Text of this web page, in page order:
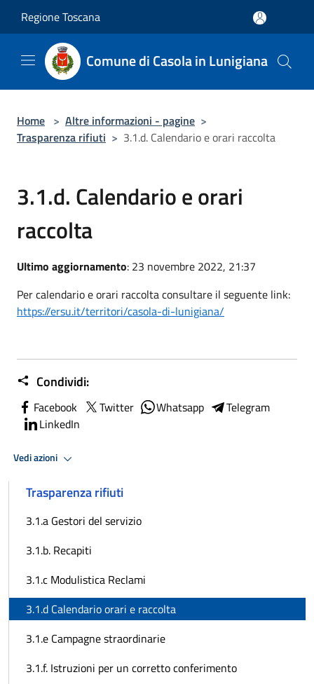
Regione Toscana
Comune di Casola in Lunigiana
Home > Altre informazioni - pagine >
Trasparenza rifiuti > 3.1.d. Calendario e orari raccolta
3.1.d. Calendario e orari
raccolta
Ultimo aggiornamento: 23 novembre 2022, 21:37
Per calendario e orari raccolta consultare il seguente link:
https://ersu.it/territori/casola-di-lunigiana/
Condividi:
Facebook Twitter Whatsapp
Telegram
LinkedIn
Vedi azioni
Trasparenza rifiuti
3.1.a Gestori del servizio
3.1.b. Recapiti
3.1.c Modulistica Reclami
3.1.d Calendario orari e raccolta
3.1.e Campagne straordinarie
3.1.f. Istruzioni per un corretto conferimento